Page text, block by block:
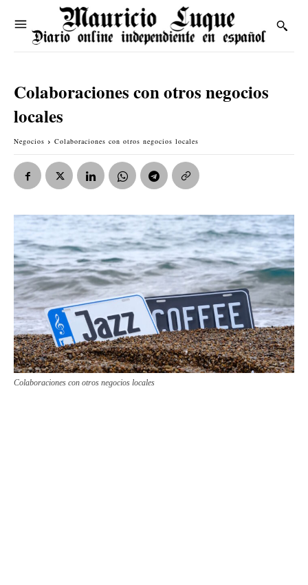
Colaboraciones con otros negocios
locales
Negocios Colaboraciones con otros negocios locales
Colaboraciones con otros negocios locales